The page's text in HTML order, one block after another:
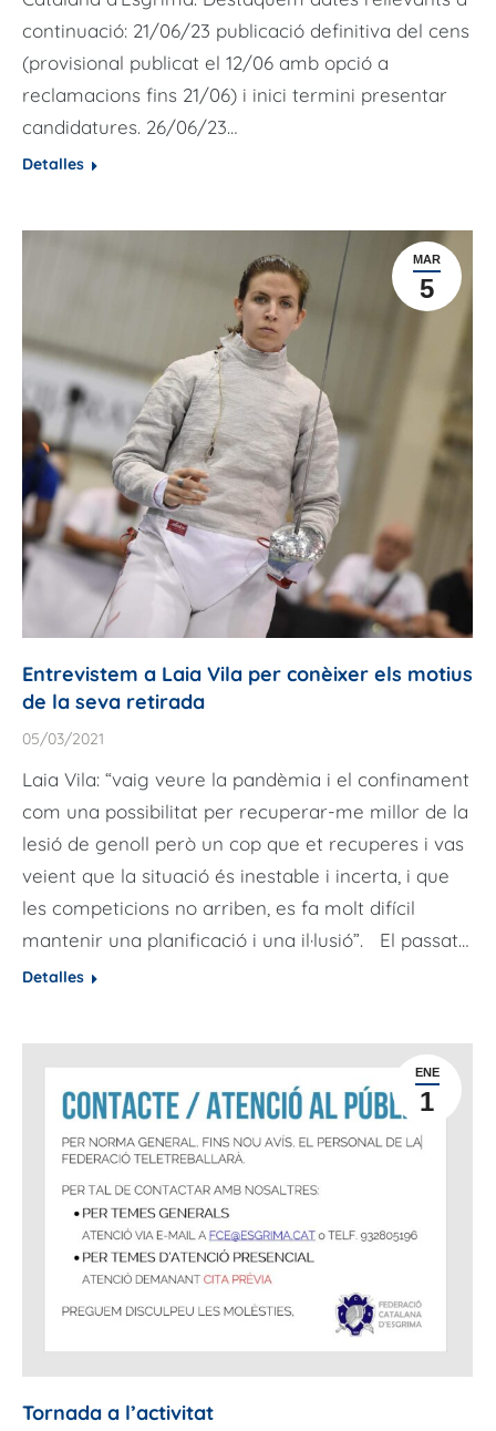
continuació: 21/06/23 publicació definitiva del cens
(provisional publicat el 12/06 amb opció a
reclamacions fins 21/06) i inici termini presentar
candidatures. 26/06/23…
Detalles
MAR
5
Entrevistem a Laia Vila per conèixer els motius
de la seva retirada
05/03/2021
Laia Vila: “vaig veure la pandèmia i el confinament
com una possibilitat per recuperar-me millor de la
lesió de genoll però un cop que et recuperes i vas
veient que la situació és inestable i incerta, i que
les competicions no arriben, es fa molt difícil
mantenir una planificació i una il·lusió”. El passat…
Detalles
ENE
1
Tornada a l’activitat